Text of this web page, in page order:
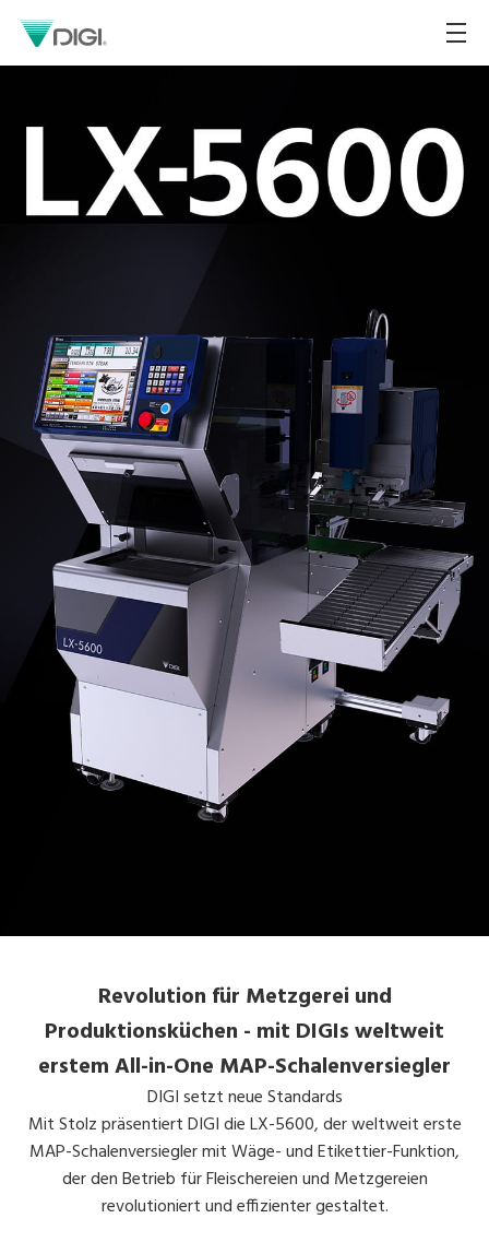
Revolution für Metzgerei und
Produktionsküchen - mit DIGIs weltweit
erstem All-in-One MAP-Schalenversiegler
DIGI setzt neue Standards
Mit Stolz präsentiert DIGI die LX-5600, der weltweit erste
MAP-Schalenversiegler mit Wäge- und Etikettier-Funktion,
der den Betrieb für Fleischereien und Metzgereien
revolutioniert und effizienter gestaltet.